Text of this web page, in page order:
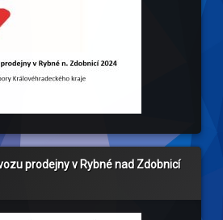
prodejny v Rybné nad Zdobnicí